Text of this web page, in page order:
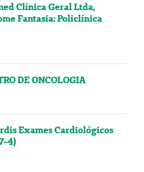
Clínica Geral Ltda,
Fantasia: Policlínica
DE ONCOLOGIA
Exames Cardiológicos
4)